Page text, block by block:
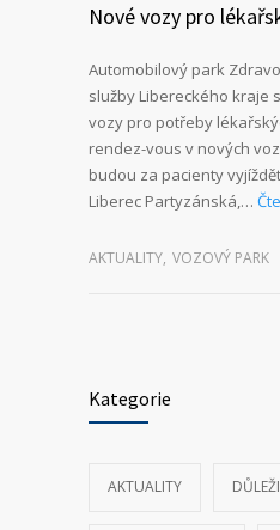
Nové vozy pro
Automobilový park
služby Libereckého kraje
vozy pro potřeby
rendez-vous v nových
budou za pacienty
Liberec Partyzánská,…
AKTUALITY, VOZOVÝ PARK
Kategorie
AKTUALITY